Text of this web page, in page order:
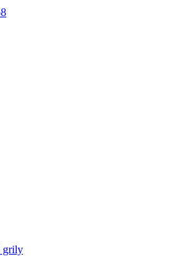
grily